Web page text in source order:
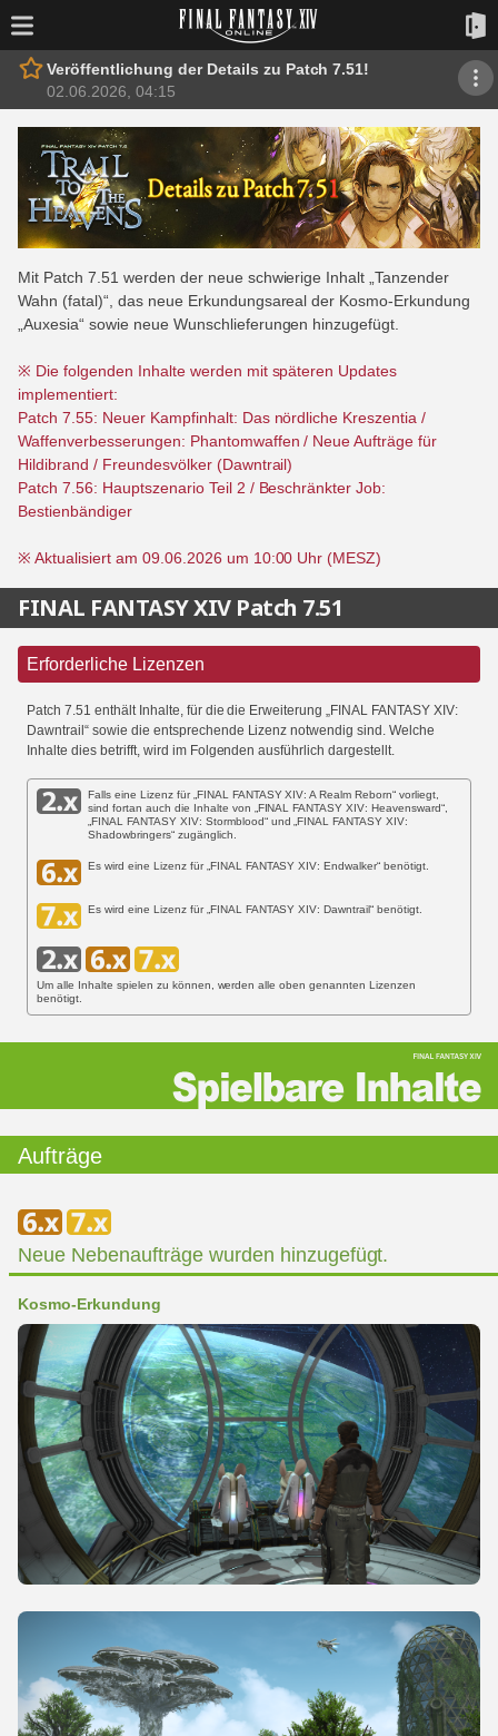
Veröffentlichung der Details zu Patch 7.51!
02.06.2026, 04:15
Mit Patch 7.51 werden der neue schwierige Inhalt „Tanzender
Wahn (fatal)“, das neue Erkundungsareal der Kosmo-Erkundung
„Auxesia“ sowie neue Wunschlieferungen hinzugefügt.
※ Die folgenden Inhalte werden mit späteren Updates
implementiert:
Patch 7.55: Neuer Kampfinhalt: Das nördliche Kreszentia /
Waffenverbesserungen: Phantomwaffen / Neue Aufträge für
Hildibrand / Freundesvölker (Dawntrail)
Patch 7.56: Hauptszenario Teil 2 / Beschränkter Job:
Bestienbändiger
※ Aktualisiert am 09.06.2026 um 10:00 Uhr (MESZ)
FINAL FANTASY XIV Patch 7.51
Erforderliche Lizenzen
Patch 7.51 enthält Inhalte, für die die Erweiterung „FINAL FANTASY XIV:
Dawntrail“ sowie die entsprechende Lizenz notwendig sind. Welche
Inhalte dies betrifft, wird im Folgenden ausführlich dargestellt.
Falls eine Lizenz für „FINAL FANTASY XIV: A Realm Reborn“ vorliegt,
sind fortan auch die Inhalte von „FINAL FANTASY XIV: Heavensward“,
„FINAL FANTASY XIV: Stormblood“ und „FINAL FANTASY XIV:
Shadowbringers“ zugänglich.
Es wird eine Lizenz für „FINAL FANTASY XIV: Endwalker“ benötigt.
Es wird eine Lizenz für „FINAL FANTASY XIV: Dawntrail“ benötigt.
Um alle Inhalte spielen zu können, werden alle oben genannten Lizenzen
benötigt.
Aufträge
Neue Nebenaufträge wurden hinzugefügt.
Kosmo-Erkundung